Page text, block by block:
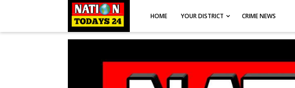
HOME YOUR DISTRICT CRIME NEWS